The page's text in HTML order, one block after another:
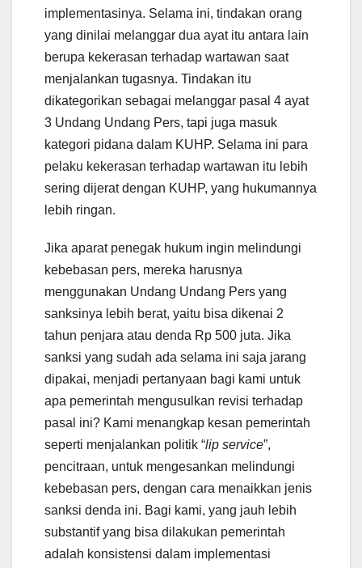
implementasinya. Selama ini, tindakan orang
yang dinilai melanggar dua ayat itu antara lain
berupa kekerasan terhadap wartawan saat
menjalankan tugasnya. Tindakan itu
dikategorikan sebagai melanggar pasal 4 ayat
3 Undang Undang Pers, tapi juga masuk
kategori pidana dalam KUHP. Selama ini para
pelaku kekerasan terhadap wartawan itu lebih
sering dijerat dengan KUHP, yang hukumannya
lebih ringan.
Jika aparat penegak hukum ingin melindungi
kebebasan pers, mereka harusnya
menggunakan Undang Undang Pers yang
sanksinya lebih berat, yaitu bisa dikenai 2
tahun penjara atau denda Rp 500 juta. Jika
sanksi yang sudah ada selama ini saja jarang
dipakai, menjadi pertanyaan bagi kami untuk
apa pemerintah mengusulkan revisi terhadap
pasal ini? Kami menangkap kesan pemerintah
seperti menjalankan politik “lip service”,
pencitraan, untuk mengesankan melindungi
kebebasan pers, dengan cara menaikkan jenis
sanksi denda ini. Bagi kami, yang jauh lebih
substantif yang bisa dilakukan pemerintah
adalah konsistensi dalam implementasi